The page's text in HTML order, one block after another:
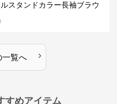
ルスタンドカラー長袖ブラウ
一覧へ ›
すめアイテム